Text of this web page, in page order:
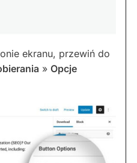
ekranu, przewiń do
» Opcje